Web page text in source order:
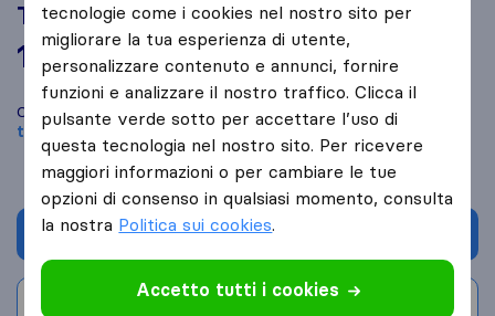
Traslochi Caracuta Angelo
10,0 basato su6
recensioni di Sirelo e Google
Confronta Traslochi Caracuta Angelo con altreaziende di
traslochidiLecce
Chiedi preventivo
tecnologie come i cookies nel nostro sito per
migliorare la tua esperienza di utente,
personalizzare contenuto e annunci, fornire
funzioni e analizzare il nostro traffico. Clicca il
pulsante verde sotto per accettare l’uso di
questa tecnologia nel nostro sito. Per ricevere
maggiori informazioni o per cambiare le tue
opzioni di consenso in qualsiasi momento, consulta
la nostra Politica sui cookies.
Accetto tutti i cookies